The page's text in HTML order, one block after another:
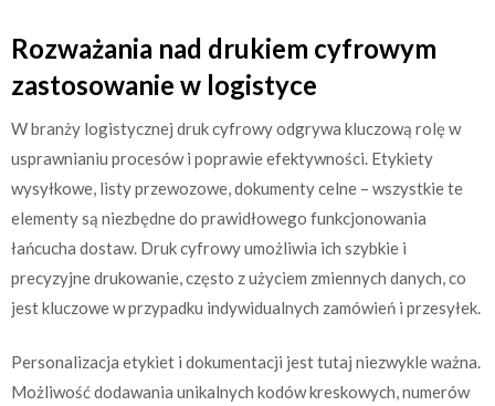
Rozważania nad drukiem cyfrowym
zastosowanie w logistyce
W branży logistycznej druk cyfrowy odgrywa kluczową rolę w
usprawnianiu procesów i poprawie efektywności. Etykiety
wysyłkowe, listy przewozowe, dokumenty celne – wszystkie te
elementy są niezbędne do prawidłowego funkcjonowania
łańcucha dostaw. Druk cyfrowy umożliwia ich szybkie i
precyzyjne drukowanie, często z użyciem zmiennych danych, co
jest kluczowe w przypadku indywidualnych zamówień i przesyłek.
Personalizacja etykiet i dokumentacji jest tutaj niezwykle ważna.
Możliwość dodawania unikalnych kodów kreskowych, numerów